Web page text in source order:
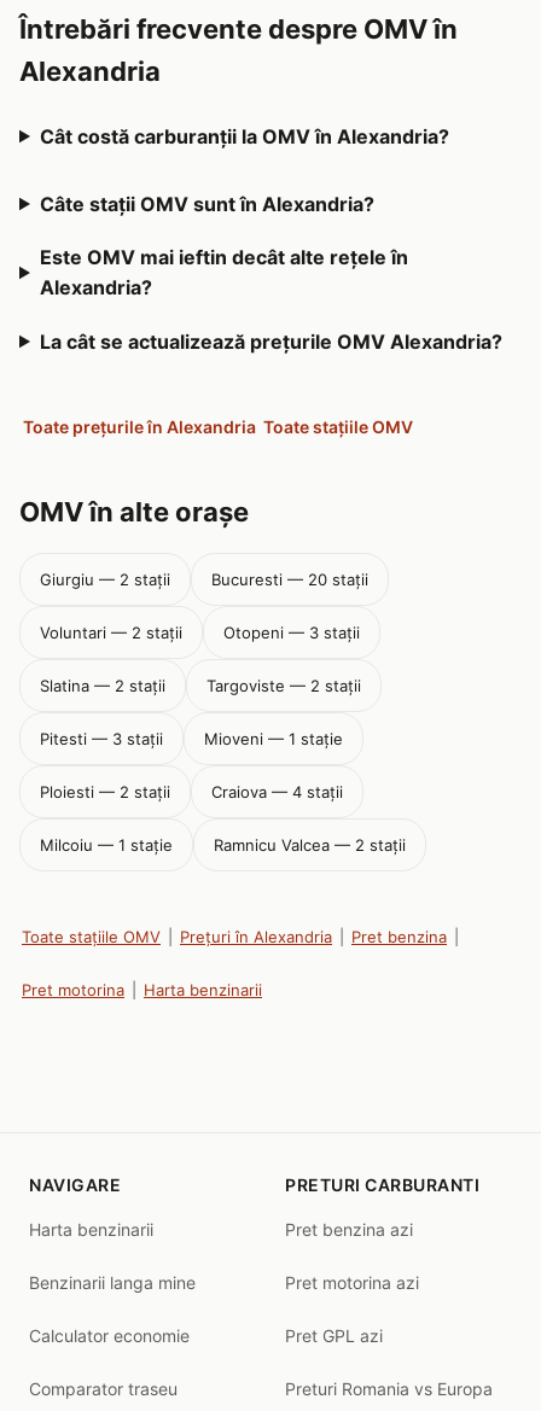
Întrebări frecvente despre OMV în
Alexandria
Cât costă carburanții la OMV în Alexandria?
Câte stații OMV sunt în Alexandria?
Este OMV mai ieftin decât alte rețele în
Alexandria?
La cât se actualizează prețurile OMV Alexandria?
Toate prețurile în Alexandria Toate stațiile OMV
OMV în alte orașe
Giurgiu — 2 stații Bucuresti — 20 stații
Voluntari — 2 stații Otopeni — 3 stații
Slatina — 2 stații Targoviste — 2 stații
Pitesti — 3 stații Mioveni — 1 stație
Ploiesti — 2 stații Craiova — 4 stații
Milcoiu — 1 stație Ramnicu Valcea — 2 stații
Toate stațiile OMV Prețuri în Alexandria Pret benzina
Pret motorina Harta benzinarii
NAVIGARE
Harta benzinarii
Benzinarii langa mine
Calculator economie
Comparator traseu
PRETURI CARBURANTI
Pret benzina azi
Pret motorina azi
Pret GPL azi
Preturi Romania vs Europa